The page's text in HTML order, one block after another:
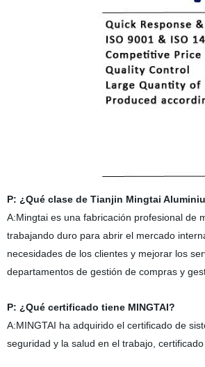
P: ¿Qué clase deTianjin Mingtai
A:Mingtai es una fabricación profesional de
trabajando duro para abrir el mercado
necesidades de los clientes y mejorar los
departamentos de gestión de compras y
P: ¿Qué certificado tiene MINGTAI?
A:MINGTAI ha adquirido el certificado de
seguridad y la salud en el trabajo,